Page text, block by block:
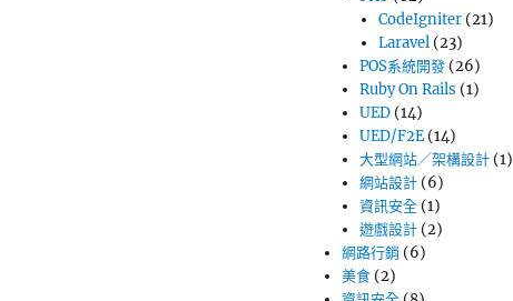
CodeIgniter(21)
Laravel(23)
POS系統開發 (26)
Ruby On Rails (1)
UED (14)
UED/F2E (14)
大型網站／架構設計 (1)
網站設計 (6)
資訊安全 (1)
遊戲設計 (2)
網路行銷 (6)
美食 (2)